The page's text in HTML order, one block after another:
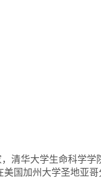
清华大学生命科学
国加州大学圣地亚